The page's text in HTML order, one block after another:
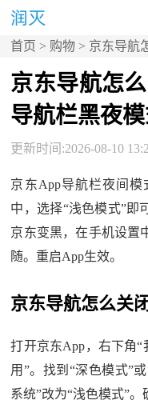
首页 > 购物 > 京东导航
京东导航怎
导航栏黑夜
更新时间:2026-08-10
京东App导航栏夜间
中，选择“浅色模式”即
京东变黑，在手机设置
随。重启App生效。
京东导航怎么关
打开京东App，右下角“
用”。找到“深色模式”
系统”改为“浅色模式”